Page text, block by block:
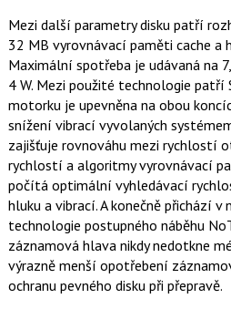
Mezi další parametry disku patří
32 MB vyrovnávací paměti cache a
Maximální spotřeba je udávaná na
4 W. Mezi použité technologie patří
motorku je upevněna na obou
snížení vibrací vyvolaných
zajišťuje rovnováhu mezi rychlostí
rychlostí a algoritmy vyrovnávací
počítá optimální vyhledávací
hluku a vibrací. A konečně přichází v
technologie postupného náběhu
záznamová hlava nikdy nedotkne
výrazně menší opotřebení
ochranu pevného disku při přepravě.